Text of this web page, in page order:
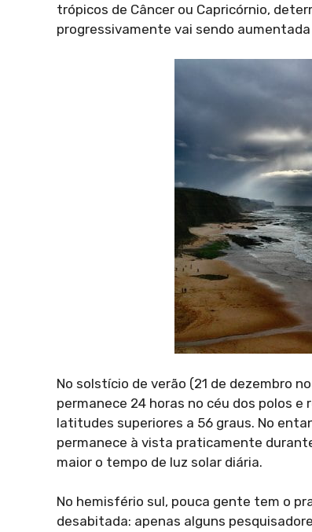
trópicos de Câncer ou Capricórnio,
progressivamente vai sendo
No solstício de verão (21 de dezembro
permanece 24 horas no céu dos polos
latitudes superiores a 56 graus. No
permanece à vista praticamente
maior o tempo de luz solar diária.
No hemisfério sul, pouca gente tem o
desabitada: apenas alguns